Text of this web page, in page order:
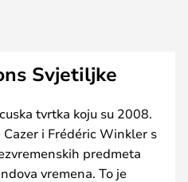
Svjetiljke
tvrtka koju su 2008.
i Frédéric Winkler s
predmeta
vremena. To je